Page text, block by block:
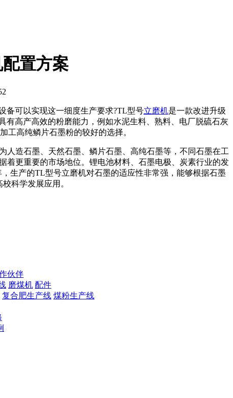
置方案
备可以实现这一细度生产要求?TL型号立磨机是一款改进升级
有高产高效的粉磨能力，例如水泥生料、熟料、电厂脱硫石灰
工高纯鳞片石墨粉的较好的选择。
人造石墨、天然石墨、鳞片石墨、高纯石墨等，不同石墨在工
着更重要的市场地位。锂电池材料、石墨电极、炭素行业的发
生产的TL型号立磨机对石墨的适应性非常强，能够根据石墨
科学发展应用。
伙伴
磨煤机 配件
复合肥生产线 煤粉生产线